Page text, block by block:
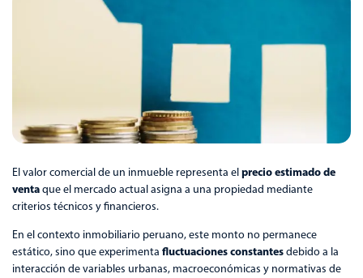
El valor comercial de un inmueble representa elprecio estimado de
ventaque el mercado actual asigna a una propiedad mediante
criterios técnicos y financieros.
En el contexto inmobiliario peruano, este monto no permanece
estático, sino que experimenta fluctuaciones constantesdebido a la
interacción de variables urbanas, macroeconómicas y normativas de